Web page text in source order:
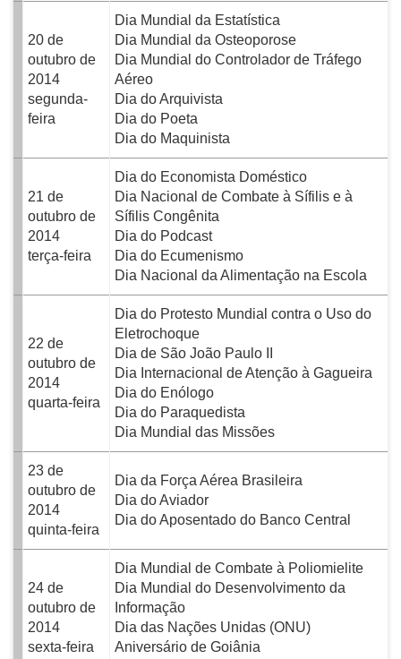
20 de
outubro de
2014
segunda-
feira
Dia Mundial da Estatística
Dia Mundial da Osteoporose
Dia Mundial do Controlador de Tráfego
Aéreo
Dia do Arquivista
Dia do Poeta
Dia do Maquinista
21 de
outubro de
2014
terça-feira
Dia do Economista Doméstico
Dia Nacional de Combate à Sífilis e à
Sífilis Congênita
Dia do Podcast
Dia do Ecumenismo
Dia Nacional da Alimentação na Escola
22 de
outubro de
2014
quarta-feira
Dia do Protesto Mundial contra o Uso do
Eletrochoque
Dia de São João Paulo II
Dia Internacional de Atenção à Gagueira
Dia do Enólogo
Dia do Paraquedista
Dia Mundial das Missões
23 de
outubro de
2014
quinta-feira
Dia da Força Aérea Brasileira
Dia do Aviador
Dia do Aposentado do Banco Central
24 de
outubro de
2014
sexta-feira
Dia Mundial de Combate à Poliomielite
Dia Mundial do Desenvolvimento da
Informação
Dia das Nações Unidas (ONU)
Aniversário de Goiânia